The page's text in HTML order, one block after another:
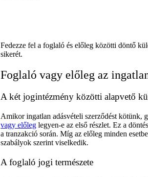
Fedezze fel a foglaló és előleg közötti döntő
sikerét.
Foglaló vagy előleg az
A két jogintézmény közötti alapvető
Amikor ingatlan adásvételi szerződést kötünk,
vagy előleg legyen-e az első részlet. Ez a
a tranzakció során. Míg az előleg minden
szabályok szerint viselkedik.
A foglaló jogi természete